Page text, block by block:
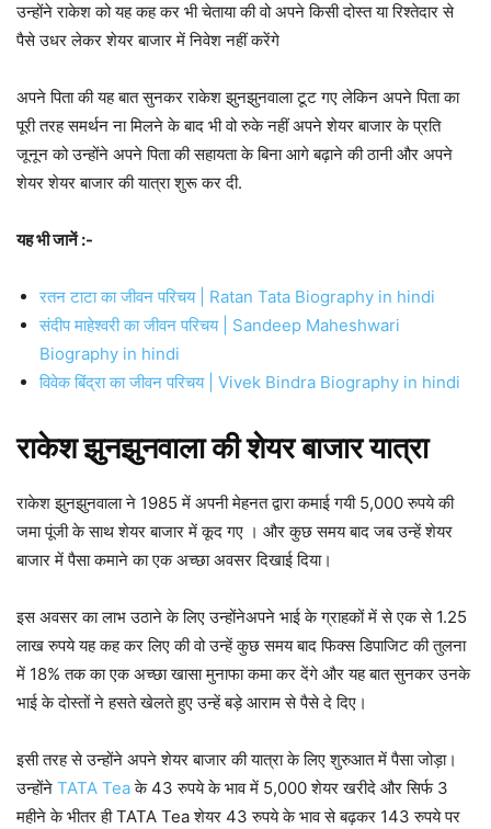
उन्होंने राकेश को यह कह कर भी चेताया की वो अपने किसी दोस्त या रिश्तेदार से
पैसे उधर लेकर शेयर बाजार में निवेश नहीं करेंगे
अपने पिता की यह बात सुनकर राकेश झुनझुनवाला टूट गए लेकिन अपने पिता का
पूरी तरह समर्थन ना मिलने के बाद भी वो रुके नहीं अपने शेयर बाजार के प्रति
जूनून को उन्होंने अपने पिता की सहायता के बिना आगे बढ़ाने की ठानी और अपने
शेयर शेयर बाजार की यात्रा शुरू कर दी.
यह भी जानें :-
रतन टाटा का जीवन परिचय | Ratan Tata Biography in hindi
संदीप माहेश्वरी का जीवन परिचय | Sandeep Maheshwari
Biography in hindi
विवेक बिंद्रा का जीवन परिचय | Vivek Bindra Biography in hindi
राकेश झुनझुनवाला की शेयर बाजार यात्रा
राकेश झुनझुनवाला ने 1985 में अपनी मेहनत द्वारा कमाई गयी 5,000 रुपये की
जमा पूंजी के साथ शेयर बाजार में कूद गए । और कुछ समय बाद जब उन्हें शेयर
बाजार में पैसा कमाने का एक अच्छा अवसर दिखाई दिया।
इस अवसर का लाभ उठाने के लिए उन्होंनेअपने भाई के ग्राहकों में से एक से 1.25
लाख रुपये यह कह कर लिए की वो उन्हें कुछ समय बाद फिक्स डिपाजिट की तुलना
में 18% तक का एक अच्छा खासा मुनाफा कमा कर देंगे और यह बात सुनकर उनके
भाई के दोस्तों ने हसते खेलते हुए उन्हें बड़े आराम से पैसे दे दिए।
इसी तरह से उन्होंने अपने शेयर बाजार की यात्रा के लिए शुरुआत में पैसा जोड़ा।
उन्होंने TATA Teaके 43 रुपये के भाव में 5,000 शेयर खरीदे और सिर्फ 3
महीने के भीतर ही TATA Tea शेयर 43 रुपये के भाव से बढ़कर 143 रुपये पर